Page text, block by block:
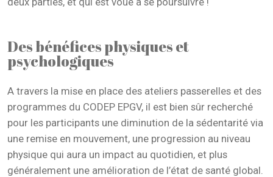
Des bénéfices physiques et
psychologiques
A travers la mise en place des ateliers passerelles et des
programmes du CODEP EPGV, il est bien sûr recherché
pour les participants une diminution de la sédentarité via
une remise en mouvement, une progression au niveau
physique qui aura un impact au quotidien, et plus
généralement une amélioration de l’état de santé global.